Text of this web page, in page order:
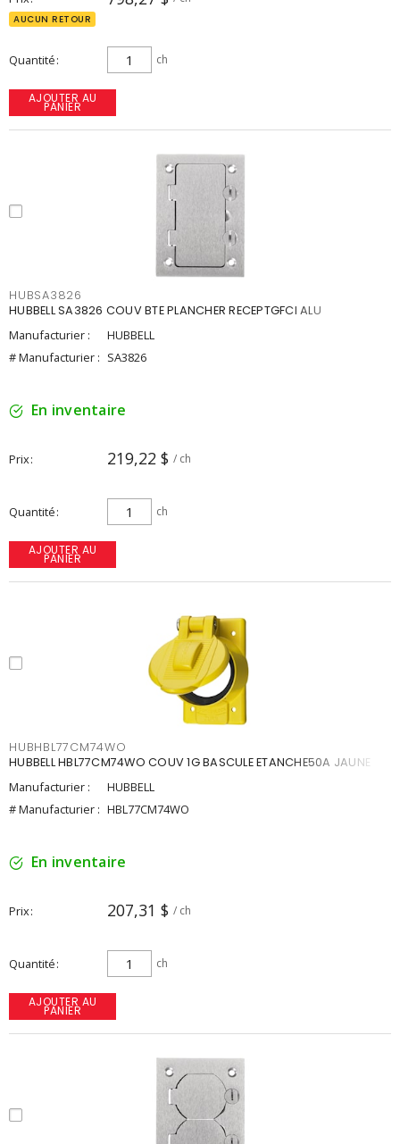
AUCUN RETOUR
Quantité ch
AJOUTER AU
PANIER
HUBSA3826
HUBBELL SA3826 COUV BTE PLANCHER RECEPTGFCI ALU
Manufacturier :
HUBBELL
# Manufacturier : SA3826
En inventaire
Prix 219,22 $ / ch
Quantité ch
AJOUTER AU
PANIER
HUBHBL77CM74WO
HUBBELL HBL77CM74WO COUV 1G BASCULE ETANCHE50A JAUNE
Manufacturier :
HUBBELL
# Manufacturier : HBL77CM74WO
En inventaire
Prix 207,31 $ / ch
Quantité ch
AJOUTER AU
PANIER